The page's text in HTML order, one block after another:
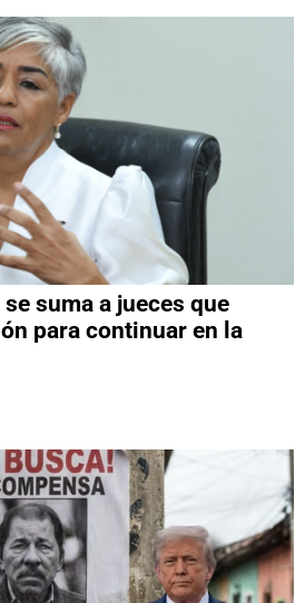
suma a jueces que
para continuar en la